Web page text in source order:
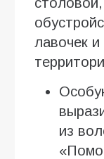
лавочек и
из